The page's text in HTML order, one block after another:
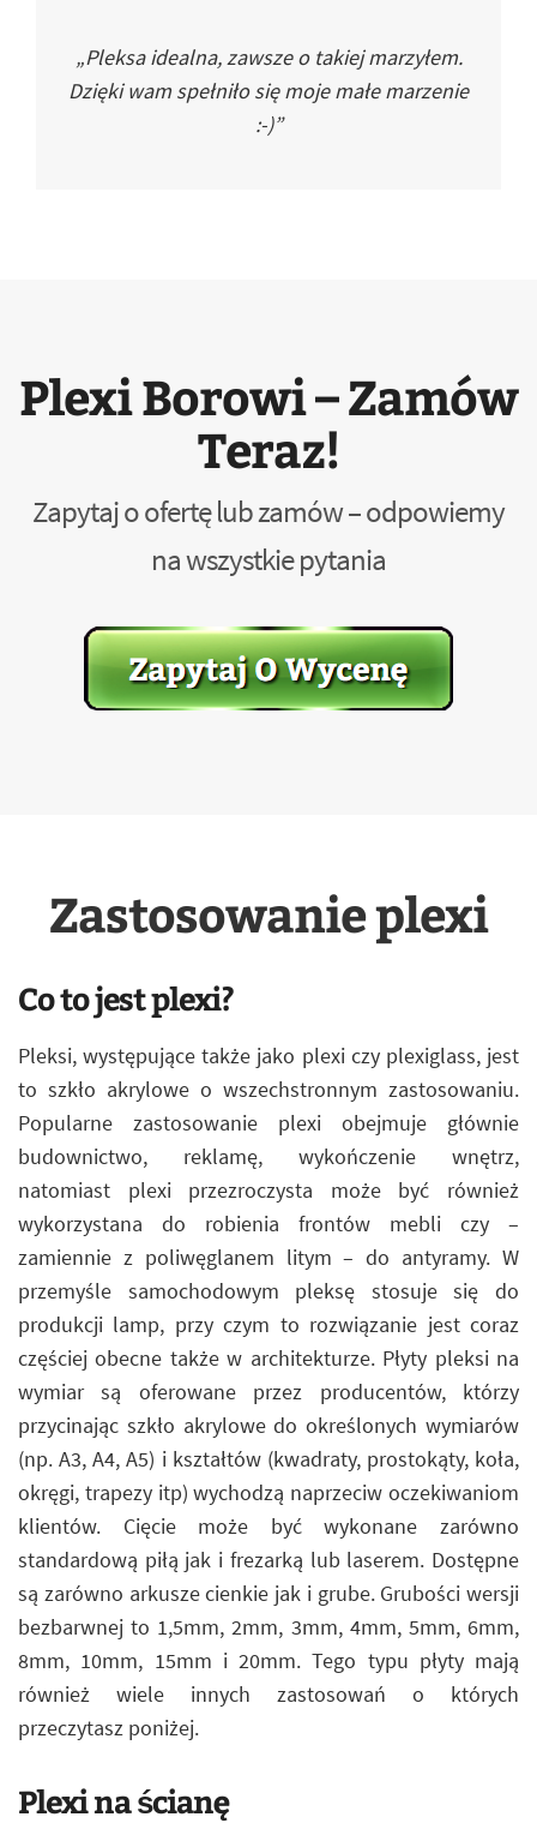
„Pleksa idealna, zawsze o takiej marzyłem.
Dzięki wam spełniło się moje małe marzenie
:-)”
Plexi Borowi – Zamów
Teraz!
Zapytaj o ofertę lub zamów – odpowiemy
na wszystkie pytania
Zastosowanie plexi
Co to jest plexi?
Pleksi, występujące także jako plexi czy plexiglass, jest
to szkło akrylowe o wszechstronnym zastosowaniu.
Popularne zastosowanie plexi obejmuje głównie
budownictwo, reklamę, wykończenie wnętrz,
natomiast plexi przezroczysta może być również
wykorzystana do robienia frontów mebli czy –
zamiennie z poliwęglanem litym – do antyramy. W
przemyśle samochodowym pleksę stosuje się do
produkcji lamp, przy czym to rozwiązanie jest coraz
częściej obecne także w architekturze. Płyty pleksi na
wymiar są oferowane przez producentów, którzy
przycinając szkło akrylowe do określonych wymiarów
(np. A3, A4, A5) i kształtów (kwadraty, prostokąty, koła,
okręgi, trapezy itp) wychodzą naprzeciw oczekiwaniom
klientów. Cięcie może być wykonane zarówno
standardową piłą jak i frezarką lub laserem. Dostępne
są zarówno arkusze cienkie jak i grube. Grubości wersji
bezbarwnej to 1,5mm, 2mm, 3mm, 4mm, 5mm, 6mm,
8mm, 10mm, 15mm i 20mm. Tego typu płyty mają
również wiele innych zastosowań o których
przeczytasz poniżej.
Plexi na ścianę